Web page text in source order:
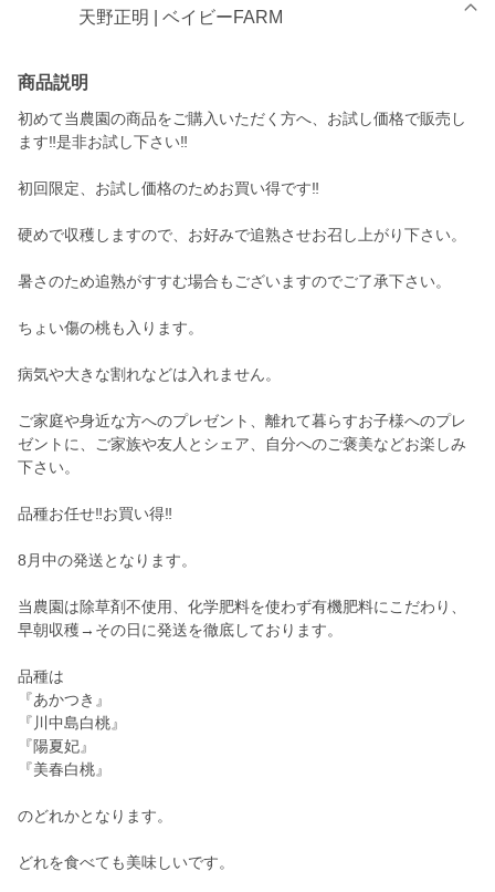
天野正明 | ベイビーFARM
商品説明
初めて当農園の商品をご購入いただく方へ、お試し価格で販売し
ます‼︎是非お試し下さい‼︎
初回限定、お試し価格のためお買い得です‼︎
硬めで収穫しますので、お好みで追熟させお召し上がり下さい。
暑さのため追熟がすすむ場合もございますのでご了承下さい。
ちょい傷の桃も入ります。
病気や大きな割れなどは入れません。
ご家庭や身近な方へのプレゼント、離れて暮らすお子様へのプレ
ゼントに、ご家族や友人とシェア、自分へのご褒美などお楽しみ
下さい。
品種お任せ‼︎お買い得‼︎
8月中の発送となります。
当農園は除草剤不使用、化学肥料を使わず有機肥料にこだわり、
早朝収穫→その日に発送を徹底しております。
品種は
『あかつき』
『川中島白桃』
『陽夏妃』
『美春白桃』
のどれかとなります。
どれを食べても美味しいです。